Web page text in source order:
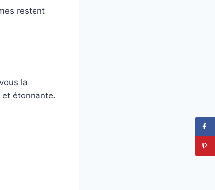
restent
la
et étonnante.